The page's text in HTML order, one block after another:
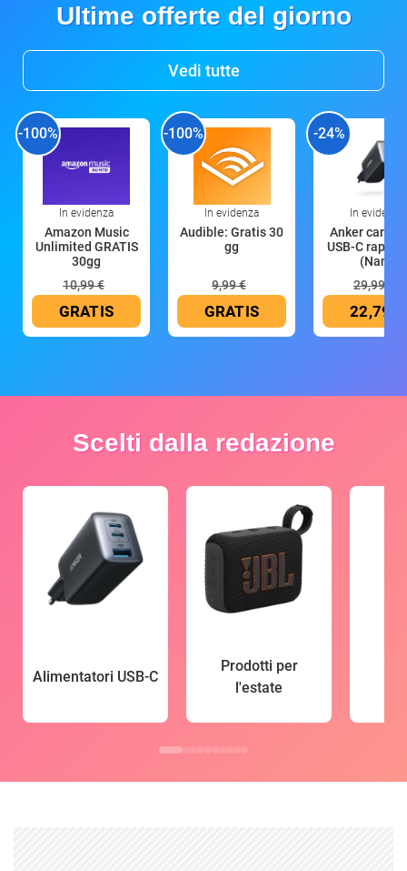
Ultime offerte del giorno
Vedi tutte
-100%
In evidenza
Amazon Music
Unlimited GRATIS
30gg
10,99 €
GRATIS
-100%
In evidenza
Audible: Gratis 30
gg
9,99 €
GRATIS
-24%
In evidenza
Anker
USB-C rapido
(Nano
29,99 €
22,79 €
Scelti dalla redazione
Alimentatori USB-C
Prodotti per
l'estate